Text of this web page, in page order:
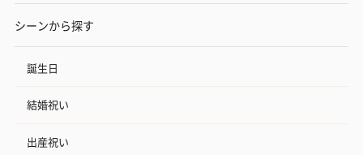
シーンから探す
誕生日
結婚祝い
出産祝い